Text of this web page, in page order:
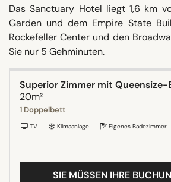
Das Sanctuary Hotel liegt 1,6 km
Garden und dem Empire State
Rockefeller Center und den
Sie nur 5 Gehminuten.
Superior Zimmer mit
20m²
1 Doppelbett
TV Klimaanlage Eigenes Badezimmer
SIE MÜSSEN IHRE